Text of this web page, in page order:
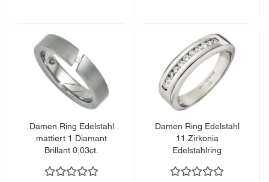
Damen Ring Edelstahl
mattiert 1 Diamant
Brillant 0,03ct.
Damen Ring Edelstahl
11 Zirkonia
Edelstahlring